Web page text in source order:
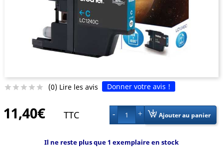
     (0) Lire les avis Donner votre avis !
11,40€ TTC 1 Ajouter au panier
Il ne reste plus que 1 exemplaire en stock